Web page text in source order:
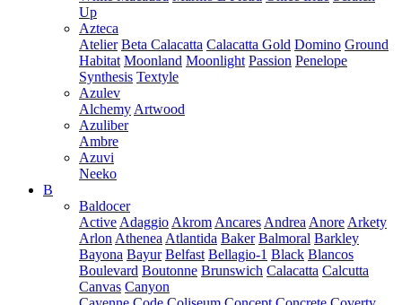
Up
Azteca
Atelier Beta Calacatta Calacatta Gold Domino Ground
Habitat Moonland Moonlight Passion Penelope
Synthesis Textyle
Azulev
Alchemy Artwood
Azuliber
Ambre
Azuvi
Neeko
B
Baldocer
Active Adaggio Akrom Ancares Andrea Anore Arkety
Arlon Athenea Atlantida Baker Balmoral Barkley
Bayona Bayur Belfast Bellagio-1 Black Blancos
Boulevard Boutonne Brunswich Calacatta Calcutta
Canvas Canyon